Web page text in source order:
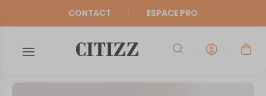
CONTACT ESPACE PRO